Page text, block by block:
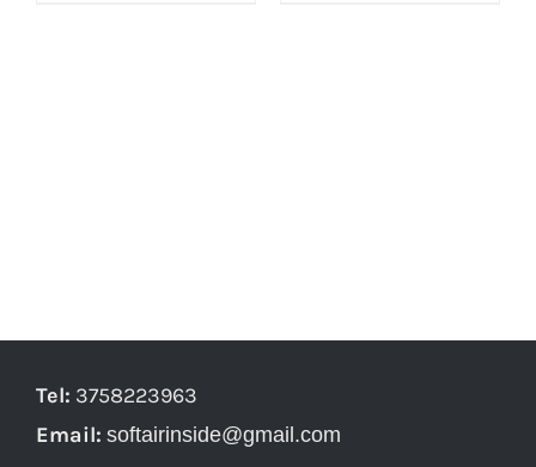
Tel: 3758223963
Email: softairinside@gmail.com